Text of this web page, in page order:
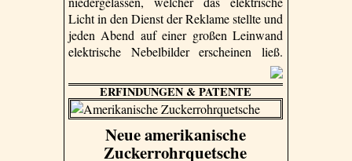
Licht in den Dienst der Reklame stellte und
jeden Abend auf einer großen Leinwand
elektrische Nebelbilder erscheinen ließ.
ERFINDUNGEN & PATENTE
Neue amerikanische
Zuckerrohrquetsche